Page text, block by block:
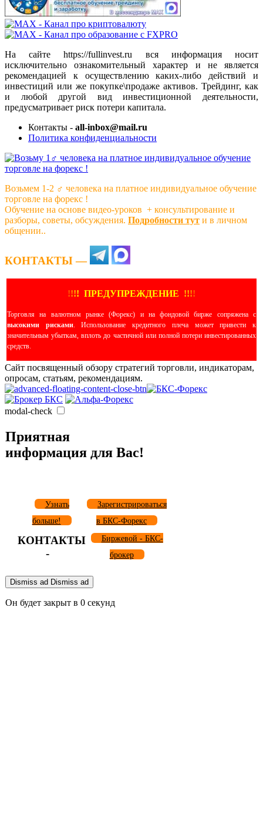
На сайте https://fullinvest.ru вся информация носит
исключительно ознакомительный характер и не является
рекомендацией к осуществлению каких-либо действий и
инвестиций или же покупке\продаже активов. Трейдинг, как
и любой другой вид инвестиционной деятельности,
предусматривает риск потери капитала.
Контакты - all-inbox@mail.ru
Политика конфиденциальности
Возьмем 1-2 ‍♂️ человека на платное индивидуальное обучение
торговле на форекс !
Обучение на основе видео-уроков ️ + консультирование и
разборы, советы, обсуждения. Подробности тут и в личном
общении..
КОНТАКТЫ —
!!!! ПРЕДУПРЕЖДЕНИЕ !!!!
Торговля на валютном рынке (Форекс) и на фондовой бирже сопряжена с
высокими рисками. Использование кредитного плеча может привести к
значительным убыткам, вплоть до частичной или полной потери инвестированных
средств.
Сайт посвященный обзору стратегий торговли, индикаторам,
опросам, статьям, рекомендациям.
modal-check
Приятная
информация для Вас!
Узнать
больше!
Зарегистрироваться
в БКС-Форекс
КОНТАКТЫ
-
Биржевой - БКС-
брокер
Dismiss ad Dismiss ad
Он будет закрыт в 0 секунд